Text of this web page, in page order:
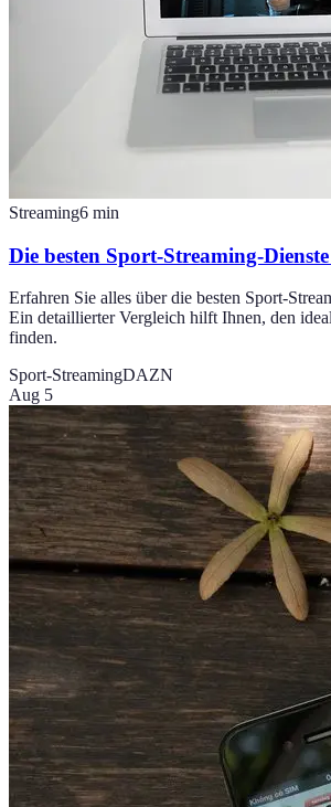
Streaming6 min
Die besten Sport-Streaming-
Erfahren Sie alles über die besten Sport-
Ein detaillierter Vergleich hilft Ihnen, den
finden.
Sport-StreamingDAZN
Aug 5